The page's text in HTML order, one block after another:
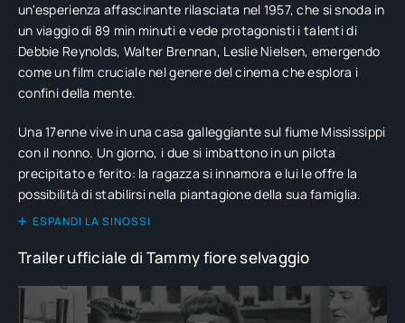
un'esperienza affascinante rilasciata nel 1957, che si snoda in
un viaggio di 89 min minuti e vede protagonisti i talenti di
Debbie Reynolds, Walter Brennan, Leslie Nielsen, emergendo
come un film cruciale nel genere del cinema che esplora i
confini della mente.
Una 17enne vive in una casa galleggiante sul fiume Mississippi
con il nonno. Un giorno, i due si imbattono in un pilota
precipitato e ferito: la ragazza si innamora e lui le offre la
possibilità di stabilirsi nella piantagione della sua famiglia.
ESPANDI LA SINOSSI
Trailer ufficiale di Tammy fiore selvaggio